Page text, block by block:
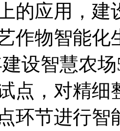
的应用，建
作物智能化
设智慧农
点，对精细
环节进行智